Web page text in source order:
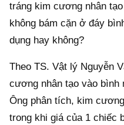
tráng kim cương nhân
không bám cặn ở đáy
dụng hay không?
Theo TS. Vật lý Nguyễn
cương nhân tạo vào bình
Ông phân tích, kim
trong khi giá của 1 chiếc